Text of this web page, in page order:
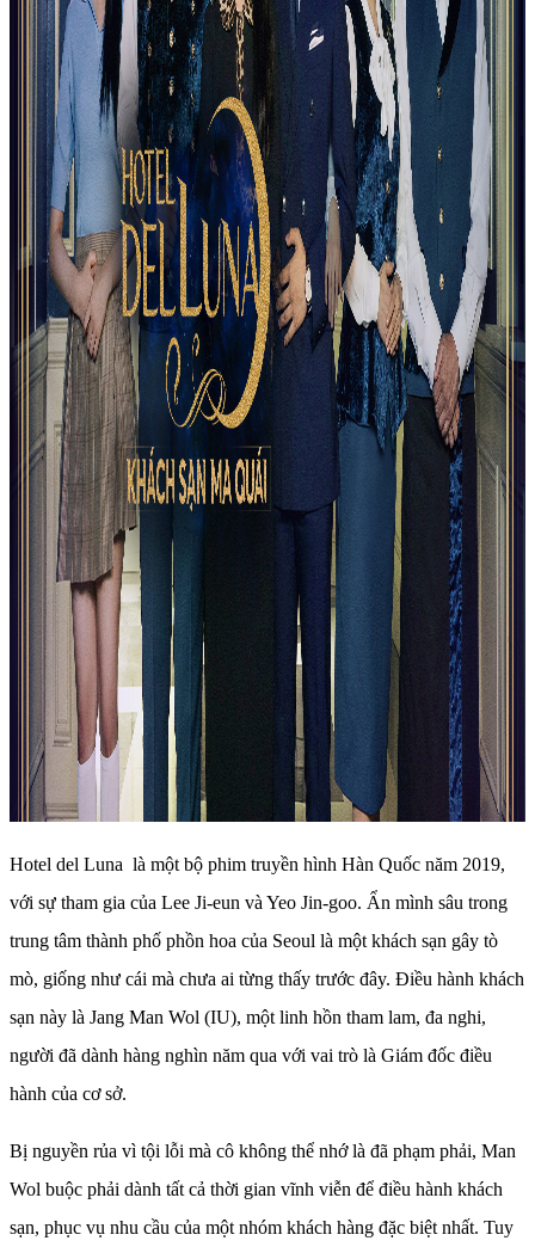
Hotel del Luna là một bộ phim truyền hình Hàn Quốc năm 2019,
với sự tham gia của Lee Ji-eun và Yeo Jin-goo. Ẩn mình sâu trong
trung tâm thành phố phồn hoa của Seoul là một khách sạn gây tò
mò, giống như cái mà chưa ai từng thấy trước đây. Điều hành khách
sạn này là Jang Man Wol (IU), một linh hồn tham lam, đa nghi,
người đã dành hàng nghìn năm qua với vai trò là Giám đốc điều
hành của cơ sở.
Bị nguyền rủa vì tội lỗi mà cô không thể nhớ là đã phạm phải, Man
Wol buộc phải dành tất cả thời gian vĩnh viễn để điều hành khách
sạn, phục vụ nhu cầu của một nhóm khách hàng đặc biệt nhất. Tuy